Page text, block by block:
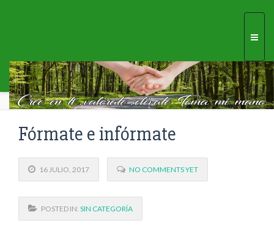
Fórmate e infórmate
16 JULIO, 2017 NO COMMENTS YET
POSTED IN: SIN CATEGORÍA